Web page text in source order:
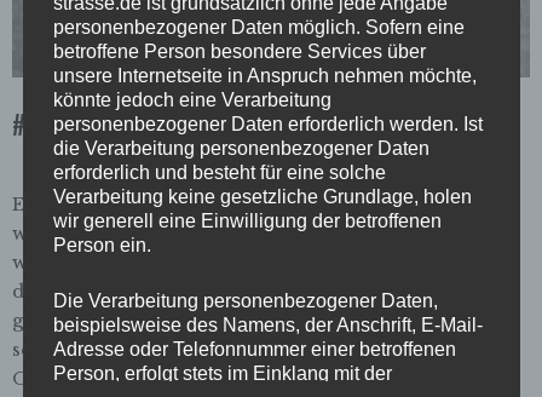
#110 Sommerdeich
EDITORIAL: Urbanes Grün Liebe Leser:innen, es
wirkt ein bisschen unentschlossen, dieses erstaunlich
weitläufige Areal hinter dem Weserstadion. Als wüsste
der breite Streifen Grün selbst nicht immer ganz
genau, was er da zwischen Fluss und Stadt eigentlich
sein möchte: Ein Park? Ein Schrebergartengebiet?
Oder doch eher Spiel- oder Sportplatz? Bereits der
personenbezogener Daten möglich. Sofern eine
betroffene Person besondere Services über
unsere Internetseite in Anspruch nehmen möchte,
könnte jedoch eine Verarbeitung
personenbezogener Daten erforderlich werden. Ist
die Verarbeitung personenbezogener Daten
erforderlich und besteht für eine solche
Verarbeitung keine gesetzliche Grundlage, holen
wir generell eine Einwilligung der betroffenen
Person ein.
Die Verarbeitung personenbezogener Daten,
beispielsweise des Namens, der Anschrift, E-Mail-
Adresse oder Telefonnummer einer betroffenen
Person, erfolgt stets im Einklang mit der